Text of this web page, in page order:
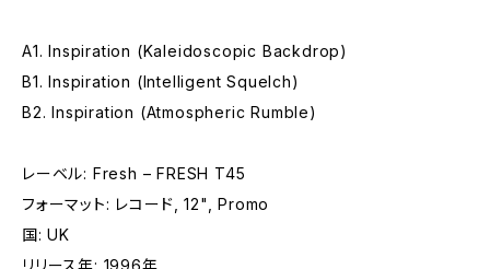
A1. Inspiration (Kaleidoscopic Backdrop)
B1. Inspiration (Intelligent Squelch)
B2. Inspiration (Atmospheric Rumble)
レーベル: Fresh – FRESH T45
フォーマット: レコード, 12", Promo
国: UK
リリース年: 1996年